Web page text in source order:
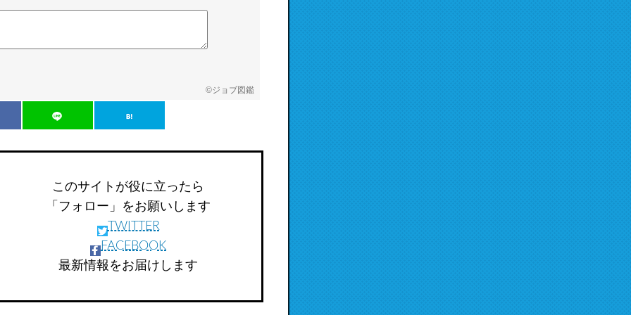
©ジョブ図鑑
このサイトが役に立ったら
「フォロー」をお願いします
TWITTER
FACEBOOK
最新情報をお届けします